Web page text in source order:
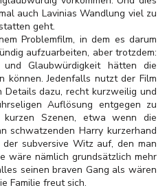
auch Lavinias Wandlung viel zu
geht.
Problemfilm, in dem es darum
aufzuarbeiten, aber trotzdem:
Glaubwürdigkeit hätten die
können. Jedenfalls nutzt der Film
dazu, recht kurzweilig und
Auflösung entgegen zu
kurzen Szenen, etwawenn die
schwatzenden Harry kurzerhand
subversive Witz auf, den man
wäre nämlich grundsätzlich mehr
seinen braven Gang als wären
Familie freut sich.